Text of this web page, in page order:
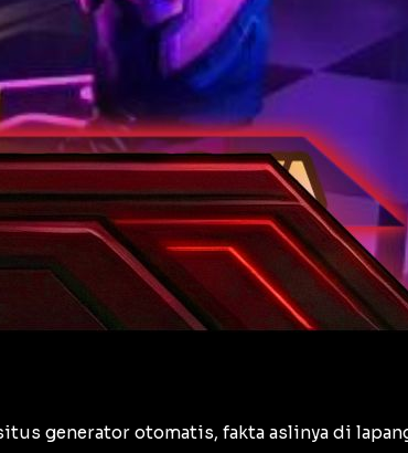
generator otomatis, fakta aslinya di